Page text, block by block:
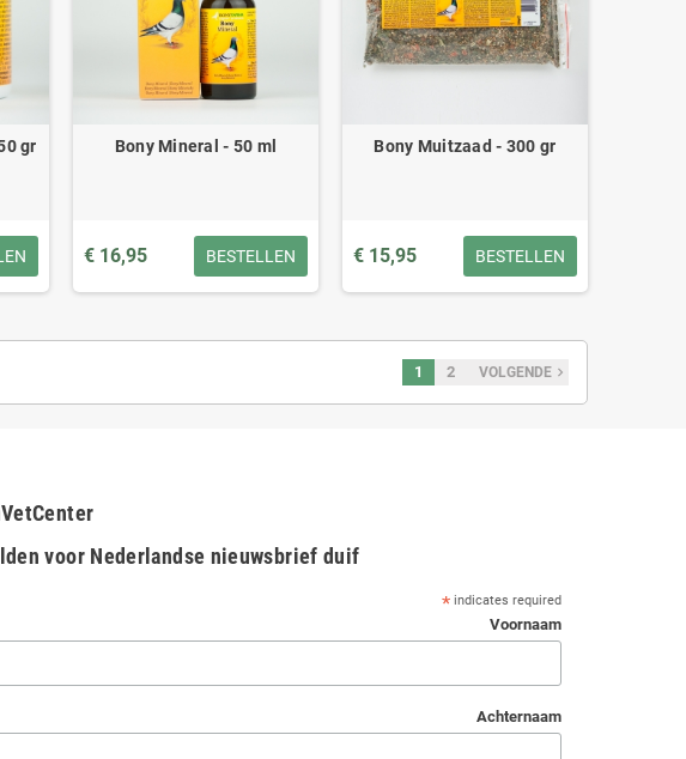
gr Bony Mineral - 50 ml
€ 16,95 BESTELLEN
Bony Muitzaad - 300 gr
€ 15,95 BESTELLEN
1 2 VOLGENDEnavigate_next
voor Nederlandse nieuwsbrief duif
* indicates required
Voornaam
Achternaam